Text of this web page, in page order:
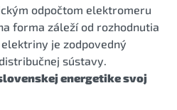
odpočtom elektromeru
forma záleží od rozhodnutia
je zodpovedný
sústavy.
energetike svoj